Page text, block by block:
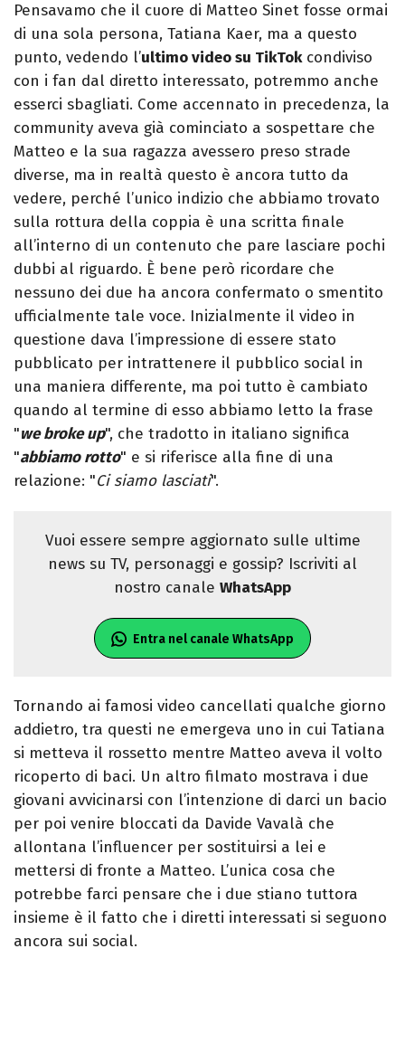
Pensavamo che il cuore di Matteo Sinet fosse ormai
di una sola persona, Tatiana Kaer, ma a questo
punto, vedendo l’ultimo video su TikTokcondiviso
con i fan dal diretto interessato, potremmo anche
esserci sbagliati. Come accennato in precedenza, la
community aveva già cominciato a sospettare che
Matteo e la sua ragazza avessero preso strade
diverse, ma in realtà questo è ancora tutto da
vedere, perché l’unico indizio che abbiamo trovato
sulla rottura della coppia è una scritta finale
all’interno di un contenuto che pare lasciare pochi
dubbi al riguardo. È bene però ricordare che
nessuno dei due ha ancora confermato o smentito
ufficialmente tale voce. Inizialmente il video in
questione dava l’impressione di essere stato
pubblicato per intrattenere il pubblico social in
una maniera differente, ma poi tutto è cambiato
quando al termine di esso abbiamo letto la frase
"we broke up", che tradotto in italiano significa
"abbiamo rotto" e si riferisce alla fine di una
relazione: "Ci siamo lasciati".
Vuoi essere sempre aggiornato sulle ultime
news su TV, personaggi e gossip? Iscriviti al
nostro canale WhatsApp
Entra nel canale WhatsApp
Tornando ai famosi video cancellati qualche giorno
addietro, tra questi ne emergeva uno in cui Tatiana
si metteva il rossetto mentre Matteo aveva il volto
ricoperto di baci. Un altro filmato mostrava i due
giovani avvicinarsi con l’intenzione di darci un bacio
per poi venire bloccati da Davide Vavalà che
allontana l’influencer per sostituirsi a lei e
mettersi di fronte a Matteo. L’unica cosa che
potrebbe farci pensare che i due stiano tuttora
insieme è il fatto che i diretti interessati si seguono
ancora sui social.